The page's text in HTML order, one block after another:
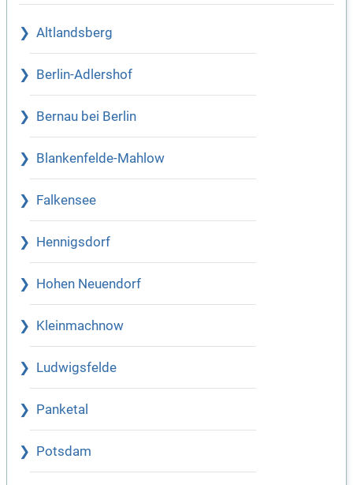
Altlandsberg
Berlin-Adlershof
Bernau bei Berlin
Blankenfelde-Mahlow
Falkensee
Hennigsdorf
Hohen Neuendorf
Kleinmachnow
Ludwigsfelde
Panketal
Potsdam